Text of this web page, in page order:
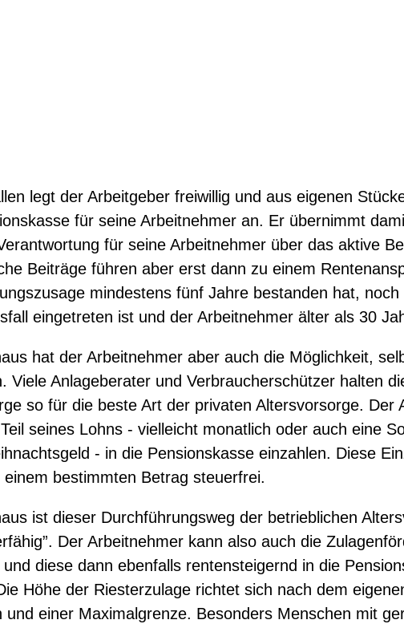
legt der Arbeitgeber freiwillig und aus eigenen
für seine Arbeitnehmer an. Er übernimmt
für seine Arbeitnehmer über das aktive
Beiträge führen aber erst dann zu einem
mindestens fünf Jahre bestanden hat, noch
eingetreten ist und der Arbeitnehmer älter als 30
hat der Arbeitnehmer aber auch die Möglichkeit,
Viele Anlageberater und Verbraucherschützer halten
so für die beste Art der privaten Altersvorsorge. Der
seines Lohns - vielleicht monatlich oder auch eine
- in die Pensionskasse einzahlen. Diese
bestimmten Betrag steuerfrei.
ist dieser Durchführungsweg der betrieblichen
Der Arbeitnehmer kann also auch die
und diese dann ebenfalls rentensteigernd in die
Höhe der Riesterzulage richtet sich nach dem
und einer Maximalgrenze. Besonders Menschen mit